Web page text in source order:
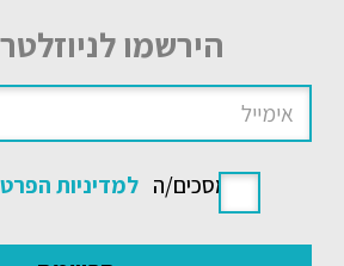
הירשמו
אני מסכים/ה למדיניות